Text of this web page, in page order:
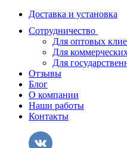
Доставка и установка
Сотрудничество
Для оптовых
Для
Для
Отзывы
Блог
О компании
Наши работы
Контакты